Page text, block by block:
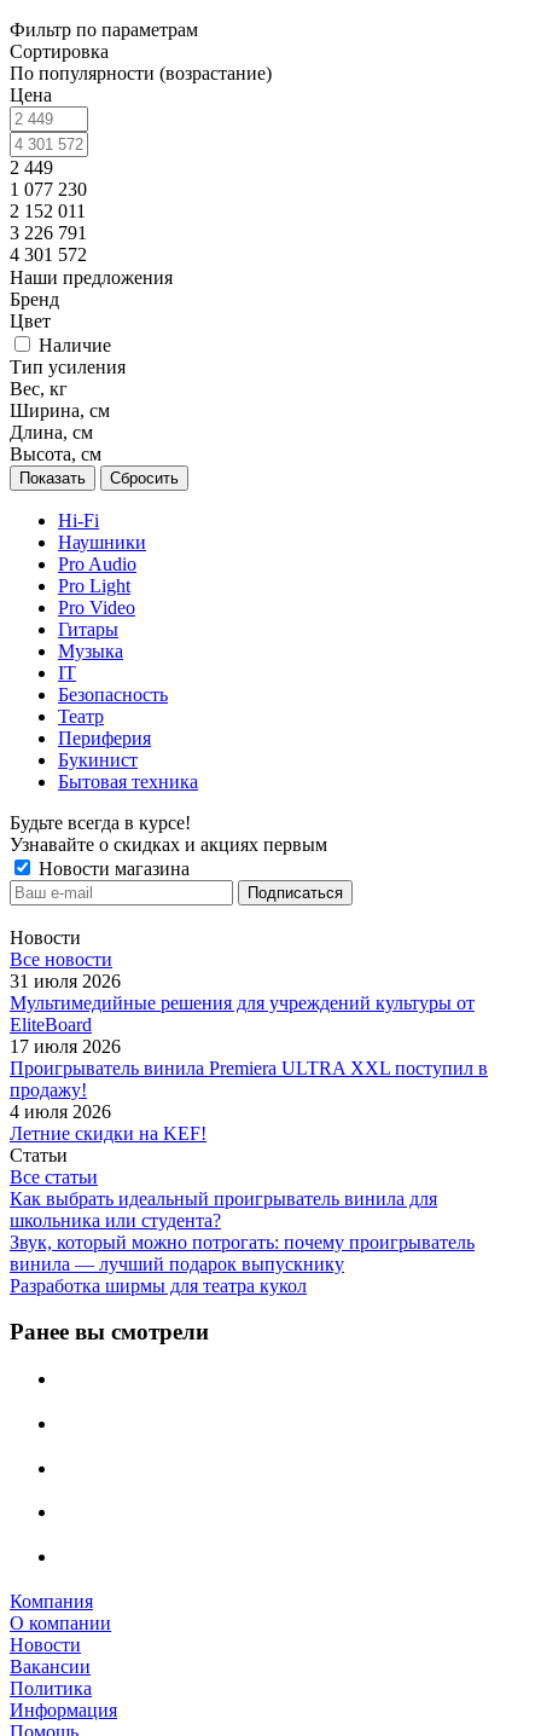
Фильтр по параметрам
Сортировка
По популярности (возрастание)
Цена
2 449
1 077 230
2 152 011
3 226 791
4 301 572
Наши предложения
Бренд
Цвет
Наличие
Тип усиления
Вес, кг
Ширина, см
Длина, см
Высота, см
Сбросить
Hi-Fi
Наушники
Pro Audio
Pro Light
Pro Video
Гитары
Музыка
IT
Безопасность
Театр
Периферия
Букинист
Бытовая техника
Будьте всегда в курсе!
Узнавайте о скидках и акциях первым
Новости магазина
Новости
Все новости
31 июля 2026
Мультимедийные решения для учреждений культуры от
EliteBoard
17 июля 2026
Проигрыватель винила Premiera ULTRA XXL поступил в
продажу!
4 июля 2026
Летние скидки на KEF!
Статьи
Все статьи
Как выбрать идеальный проигрыватель винила для
школьника или студента?
Звук, который можно потрогать: почему проигрыватель
винила — лучший подарок выпускнику
Разработка ширмы для театра кукол
Ранее вы смотрели
Компания
О компании
Новости
Вакансии
Политика
Информация
Помощь